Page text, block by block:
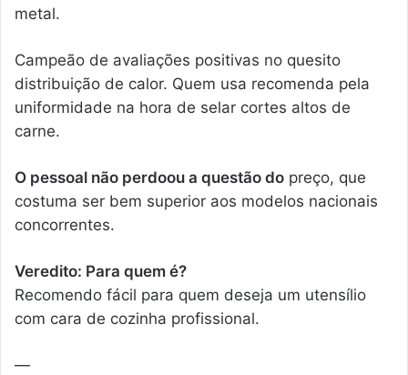
metal.
Campeão de avaliações positivas no quesito
distribuição de calor. Quem usa recomenda pela
uniformidade na hora de selar cortes altos de
carne.
O pessoal não perdoou a questão do preço, que
costuma ser bem superior aos modelos nacionais
concorrentes.
Veredito: Para quem é?
Recomendo fácil para quem deseja um utensílio
com cara de cozinha profissional.
—